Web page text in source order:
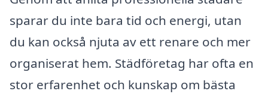
sparar du inte bara tid och energi, utan
du kan också njuta av ett renare och mer
organiserat hem. Städföretag har ofta en
stor erfarenhet och kunskap om bästa